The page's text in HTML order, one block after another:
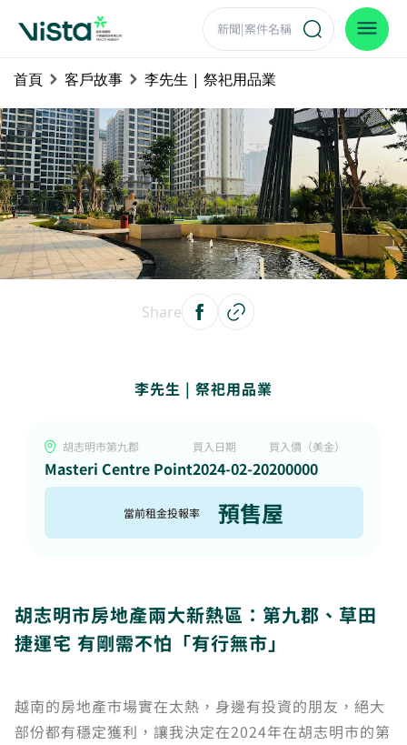
首頁 客戶故事 李先生 | 祭祀用品業
Share
李先生 | 祭祀用品業
胡志明市第九郡
Masteri Centre Point
買入日期
2024-02-20
買入價（美金）
200000
當前租金投報率 預售屋
胡志明市房地產兩大新熱區：第九郡、草田
捷運宅 有剛需不怕「有行無市」
越南的房地產市場實在太熱，身邊有投資的朋友，絕大
部份都有穩定獲利，讓我決定在2024年在胡志明市的第